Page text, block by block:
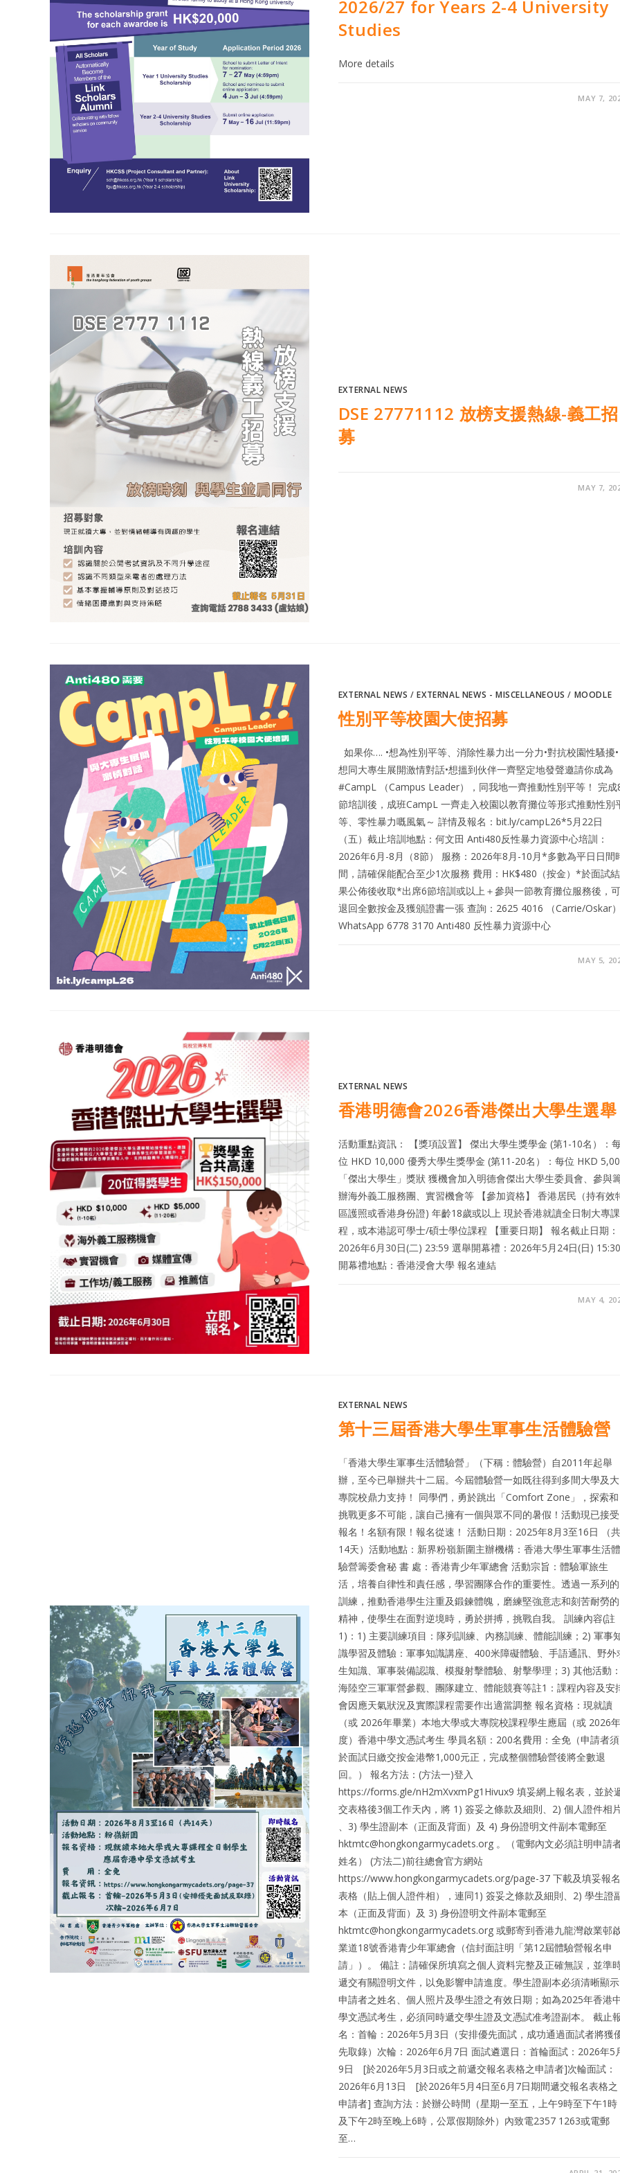
2026/27 for Years 2-4 University
Studies
More details
MAY 7,
EXTERNAL NEWS
DSE 27771112 放榜支援熱線-義工招
募
MAY 7,
EXTERNAL NEWS /EXTERNAL NEWS - MISCELLANEOUS / MOODLE
性別平等校園大使招募
如果你…. •想為性別平等、消除性暴力出一分力•對抗校園性騷擾•
想同大專生展開激情對話•想搵到伙伴一齊堅定地發聲邀請你成為
#CampL （Campus Leader），同我地一齊推動性別平等！ 完成
節培訓後，成班CampL 一齊走入校園以教育攤位等形式推動性別
等、零性暴力嘅風氣～ 詳情及報名：bit.ly/campL26*5月22日
（五）截止培訓地點：何文田 Anti480反性暴力資源中心培訓：
2026年6月-8月（8節） 服務：2026年8月-10月*多數為平日日間
間，請確保能配合至少1次服務 費用：HK$480（按金）*於面試結
果公佈後收取*出席6節培訓或以上＋參與一節教育攤位服務後，可
退回全數按金及獲頒證書一張 查詢：2625 4016 （Carrie/Oskar
WhatsApp 6778 3170 Anti480 反性暴力資源中心
MAY 5,
EXTERNAL NEWS
香港明德會2026香港傑出大學生選舉
活動重點資訊： 【獎項設置】 傑出大學生獎學金 (第1-10名）：
位 HKD 10,000 優秀大學生獎學金 (第11-20名）：每位 HKD
「傑出大學生」獎狀 獲機會加入明德會傑出大學生委員會、參與
辦海外義工服務團、實習機會等 【參加資格】 香港居民（持有效
區護照或香港身份證) 年齡18歲或以上 現於香港就讀全日制大專課
程，或本港認可學士/碩士學位課程 【重要日期】 報名截止日期：
2026年6月30日(二) 23:59 選舉開幕禮：2026年5月24日(日) 15:30
開幕禮地點：香港浸會大學 報名連結
MAY 4,
EXTERNAL NEWS
第十三屆香港大學生軍事生活體驗營
「香港大學生軍事生活體驗營」（下稱：體驗營）自2011年起舉
辦，至今已舉辦共十二屆。今屆體驗營一如既往得到多間大學及大
專院校鼎力支持！ 同學們，勇於跳出「Comfort Zone」，探索和
挑戰更多不可能，讓自己擁有一個與眾不同的暑假！活動現已接受
報名！名額有限！報名從速！ 活動日期：2025年8月3至16日 （共
14天）活動地點：新界粉嶺新圍主辦機構：香港大學生軍事生活體
驗營籌委會秘 書 處：香港青少年軍總會 活動宗旨：體驗軍旅生
活，培養自律性和責任感，學習團隊合作的重要性。透過一系列的
訓練，推動香港學生注重及鍛鍊體魄，磨練堅強意志和刻苦耐勞的
精神，使學生在面對逆境時，勇於拼搏，挑戰自我。 訓練內容(註
1)：1) 主要訓練項目：隊列訓練、內務訓練、體能訓練；2) 軍事
識學習及體驗：軍事知識講座、400米障礙體驗、手語通訊、野外
生知識、軍事裝備認識、模擬射擊體驗、射擊學理；3) 其他活動：
海陸空三軍軍營參觀、團隊建立、體能競賽等註1：課程內容及安
會因應天氣狀況及實際課程需要作出適當調整 報名資格：現就讀
（或 2026年畢業）本地大學或大專院校課程學生應屆（或 2026年
度）香港中學文憑試考生 學員名額：200名費用：全免（申請者須
於面試日繳交按金港幣1,000元正，完成整個體驗營後將全數退
回。） 報名方法：(方法一)登入
https://forms.gle/nH2mXvxmPg1Hivux9 填妥網上報名表，並於
交表格後3個工作天內，將 1) 簽妥之條款及細則、2) 個人證件相
、3) 學生證副本（正面及背面）及 4) 身份證明文件副本電郵至
hktmtc@hongkongarmycadets.org 。（電郵內文必須註明申請
姓名） (方法二)前往總會官方網站
https://www.hongkongarmycadets.org/page-37 下載及填妥報名
表格（貼上個人證件相），連同1) 簽妥之條款及細則、2) 學生證
本（正面及背面）及 3) 身份證明文件副本電郵至
hktmtc@hongkongarmycadets.org 或郵寄到香港九龍灣啟業邨
業道18號香港青少年軍總會（信封面註明「第12屆體驗營報名申
請」）。 備註：請確保所填寫之個人資料完整及正確無誤，並準
遞交有關證明文件，以免影響申請進度。學生證副本必須清晰顯示
申請者之姓名、個人照片及學生證之有效日期；如為2025年香港中
學文憑試考生，必須同時遞交學生證及文憑試准考證副本。 截止
名：首輪：2026年5月3日（安排優先面試，成功通過面試者將獲
先取錄）次輪：2026年6月7日 面試遴選日：首輪面試：2026年5
9日 [於2026年5月3日或之前遞交報名表格之申請者]次輪面試：
2026年6月13日 [於2026年5月4日至6月7日期間遞交報名表格之
申請者] 查詢方法：於辦公時間（星期一至五，上午9時至下午1時
及下午2時至晚上6時，公眾假期除外）內致電2357 1263或電郵
至…